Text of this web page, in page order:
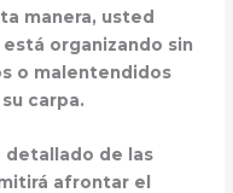
manera, usted
organizando sin
o malentendidos
carpa.
detallado de las
afrontar el